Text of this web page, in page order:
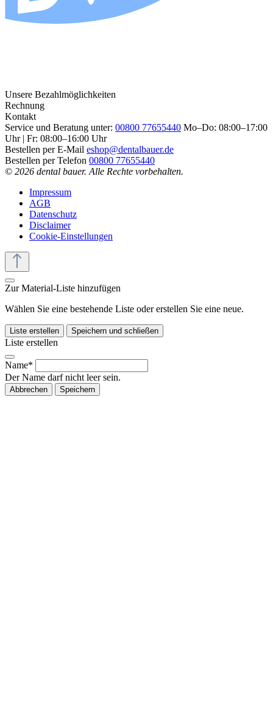
Unsere Bezahlmöglichkeiten
Rechnung
Kontakt
Service und Beratung unter: 00800 77655440 Mo–Do: 08:00–17:00
Uhr | Fr: 08:00–16:00 Uhr
Bestellen per E-Mail eshop@dentalbauer.de
Bestellen per Telefon 00800 77655440
© 2026 dental bauer. Alle Rechte vorbehalten.
Impressum
AGB
Datenschutz
Disclaimer
Cookie-Einstellungen
Zur Material-Liste hinzufügen
Wählen Sie eine bestehende Liste oder erstellen Sie eine neue.
Liste erstellen Speichern und schließen
Liste erstellen
Name*
Der Name darf nicht leer sein.
Abbrechen Speichern